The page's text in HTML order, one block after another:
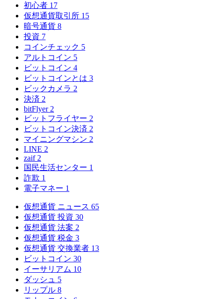
初心者 17
仮想通貨取引所 15
暗号通貨 8
投資 7
コインチェック 5
アルトコイン 5
ビットコイン 4
ビットコインとは 3
ビックカメラ 2
決済 2
bitFlyer 2
ビットフライヤー 2
ビットコイン決済 2
マイニングマシン 2
LINE 2
zaif 2
国民生活センター 1
詐欺 1
電子マネー 1
仮想通貨 ニュース 65
仮想通貨 投資 30
仮想通貨 法案 2
仮想通貨 税金 3
仮想通貨 交換業者 13
ビットコイン 30
イーサリアム 10
ダッシュ 5
リップル 8